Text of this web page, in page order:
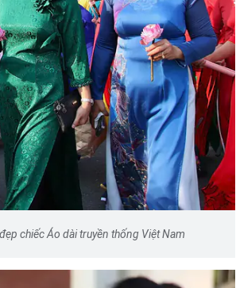
chiếc Áo dài truyền thống Việt Nam